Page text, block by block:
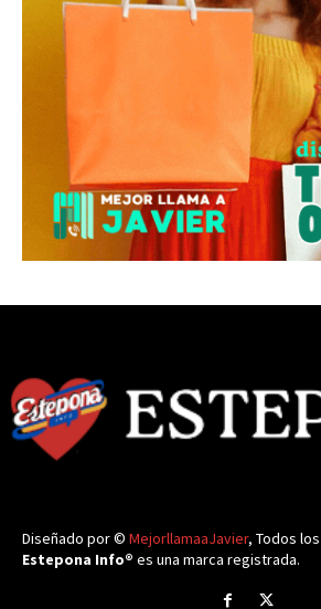
Diseñado por © MejorllamaaJavier, Todos
Estepona Info® es una marca registrada.